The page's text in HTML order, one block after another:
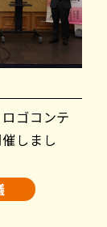
ゴコンテ
しまし